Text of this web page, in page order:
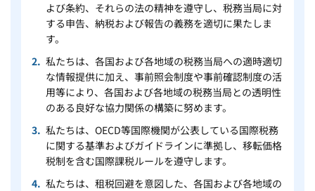
よび条約、それらの法の精神を遵守し、税務当局に対
する申告、納税および報告の義務を適切に果たしま
す。
私たちは、各国および各地域の税務当局への適時適切
な情報提供に加え、事前照会制度や事前確認制度の活
用等により、各国および各地域の税務当局との透明性
のある良好な協力関係の構築に努めます。
私たちは、OECD等国際機関が公表している国際税務
に関する基準およびガイドラインに準拠し、移転価格
税制を含む国際課税ルールを遵守します。
私たちは、租税回避を意図した、各国および各地域の